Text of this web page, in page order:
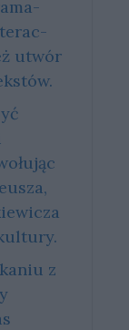
utwór
z